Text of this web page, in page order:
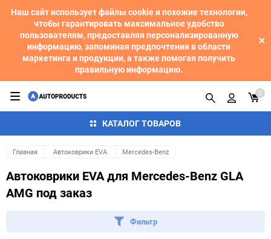
Наш сайт использует файлы cookie и похожие технологии,
чтобы гарантировать максимальное удобство
пользователям, предоставляя персонализированную
информацию, запоминая предпочтения в области
маркетинга и продукции, а также помогая получить
правильную информацию.
КАТАЛОГ ТОВАРОВ
0
Главная Автоковрики EVA Mercedes-Benz
Автоковрики EVA для Mercedes-Benz GLA
AMG под заказ
Фильтр